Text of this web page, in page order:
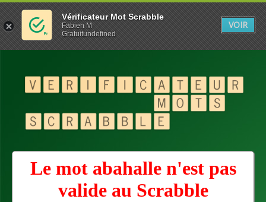
Le mot abahalle n'est pas
valide au Scrabble
Vérificateur Mot Scrabble
Fabien M
Gratuitundefined
VOIR